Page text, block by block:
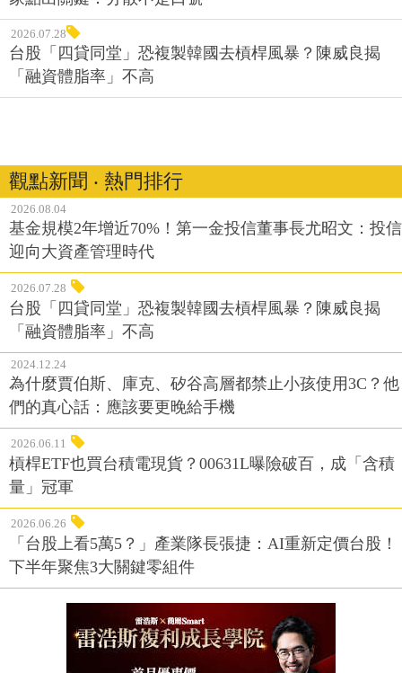
2026.07.28
台股「四貸同堂」恐複製韓國去槓桿風暴？陳威良揭
「融資體脂率」不高
觀點新聞 ‧ 熱門排行
2026.08.04
基金規模2年增近70%！第一金投信董事長尤昭文：投信
迎向大資產管理時代
2026.07.28
台股「四貸同堂」恐複製韓國去槓桿風暴？陳威良揭
「融資體脂率」不高
2024.12.24
為什麼賈伯斯、庫克、矽谷高層都禁止小孩使用3C？他
們的真心話：應該要更晚給手機
2026.06.11
槓桿ETF也買台積電現貨？00631L曝險破百，成「含積
量」冠軍
2026.06.26
「台股上看5萬5？」產業隊長張捷：AI重新定價台股！
下半年聚焦3大關鍵零組件